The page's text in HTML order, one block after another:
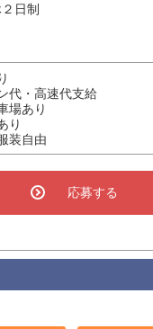
日制
代・高速代支給
場あり
り
装自由
応募する